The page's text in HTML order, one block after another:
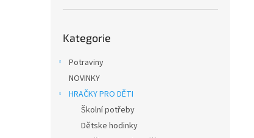
kategorie
Kategorie
Potraviny
NOVINKY
HRAČKY PRO DĚTI
Školní potřeby
Dětske hodinky